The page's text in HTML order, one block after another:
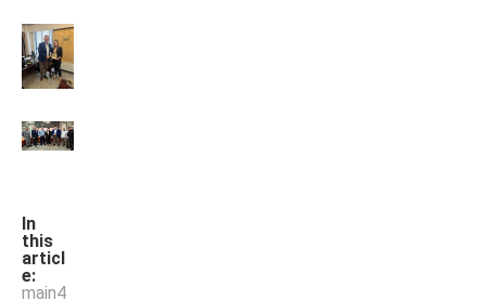
In
this
articl
e:
main4